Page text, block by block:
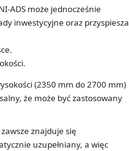
ADS może jednocześnie
inwestycyjne oraz przyspiesza
(2350 mm do 2700 mm)
że może być zastosowany
znajduje się
uzupełniany, a więc